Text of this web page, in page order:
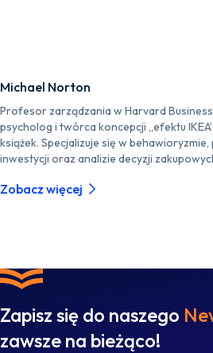
Michael Norton
Profesor zarządzania w Harvard
psycholog i twórca koncepcji „efektu
książek. Specjalizuje się w
inwestycji oraz analizie decyzji
Zobacz więcej
Zapisz się do naszego
zawsze na bieżąco!